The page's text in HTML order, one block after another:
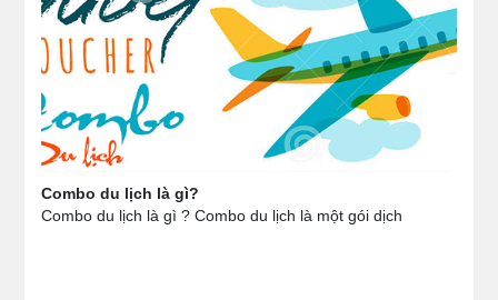
Combo du lịch là gì?
Combo du lịch là gì ? Combo du lịch là một gói dịch